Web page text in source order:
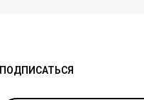
ПОДПИСАТЬСЯ